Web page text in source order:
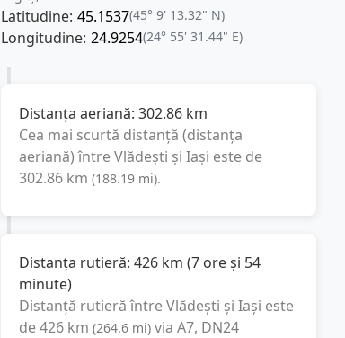
Latitudine: 45.1537(45° 9' 13.32" N)
Longitudine: 24.9254(24° 55' 31.44" E)
Distanța aeriană: 302.86 km
Cea mai scurtă distanță (distanța
aeriană) întreVlădești și Iași este de
302.86 km (188.19 mi).
Distanța rutieră: 426 km (7 ore și 54
minute)
Distanță rutieră întreVlădești și Iași este
de426 km (264.6 mi) via A7, DN24